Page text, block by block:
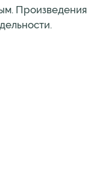
Произведения